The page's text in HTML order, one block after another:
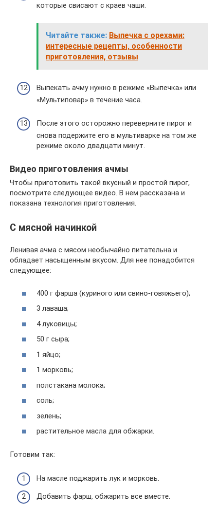
которые свисают с краев чаши.
Читайте также: Выпечка с орехами:
интересные рецепты, особенности
приготовления, отзывы
Выпекать ачму нужно в режиме «Выпечка» или
«Мультиповар» в течение часа.
После этого осторожно переверните пирог и
снова подержите его в мультиварке на том же
режиме около двадцати минут.
Видео приготовления ачмы
Чтобы приготовить такой вкусный и простой пирог,
посмотрите следующее видео. В нем рассказана и
показана технология приготовления.
С мясной начинкой
Ленивая ачма с мясом необычайно питательна и
обладает насыщенным вкусом. Для нее понадобится
следующее:
400 г фарша (куриного или свино-говяжьего);
3 лаваша;
4 луковицы;
50 г сыра;
1 яйцо;
1 морковь;
полстакана молока;
соль;
зелень;
растительное масла для обжарки.
Готовим так:
На масле поджарить лук и морковь.
Добавить фарш, обжарить все вместе.